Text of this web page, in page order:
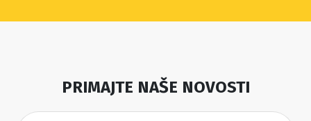
PRIMAJTE NAŠE NOVOSTI